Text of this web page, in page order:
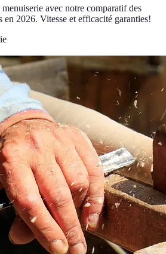
avec notre comparatif des
en 2026. Vitesse et efficacité garanties!